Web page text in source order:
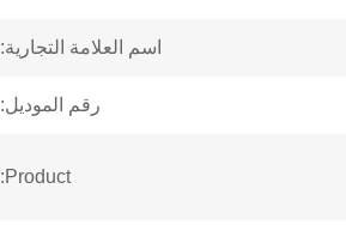
اسم العلامة التجارية:
رقم الموديل:
Product: